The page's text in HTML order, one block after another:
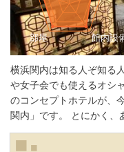
横浜関内は知る人ぞ知る
や女子会でも使えるオシ
のコンセプトホテルが、
関内」です。 とにかく、